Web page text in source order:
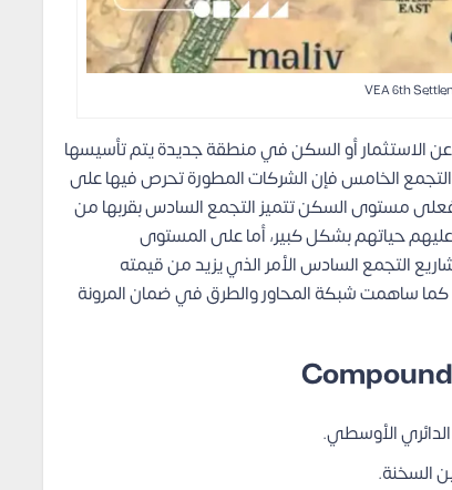
الاستثمار أو السكن في منطقة جديدة يتم تأسيسها
التجمع الخامس فإن الشركات المطورة تحرص فيها على
مستوى السكن تتميز التجمع السادس بقربها من
حياتهم بشكل كبير، أما على المستوى
التجمع السادس الأمر الذي يزيد من قيمته
كما ساهمت شبكة المحاور والطرق في ضمان المرونة
الأوسطي.
السخنة.